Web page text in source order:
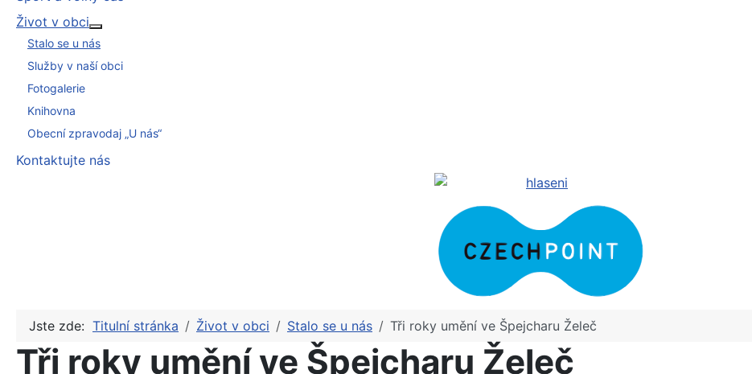
Život v obci
Stalo se u nás
Služby v naší obci
Fotogalerie
Knihovna
Obecní zpravodaj „U nás“
Kontaktujte nás
Jste zde: Titulní stránka Život v obci Stalo se u nás Tři roky umění ve Špejcharu Želeč
Tři roky umění ve Špejcharu Želeč